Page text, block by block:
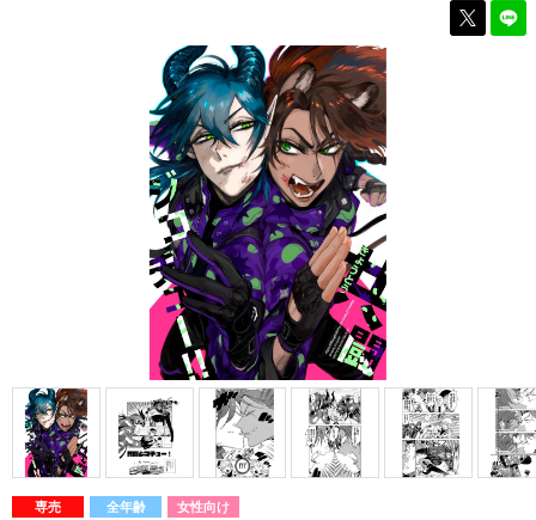
専売 全年齢 女性向け